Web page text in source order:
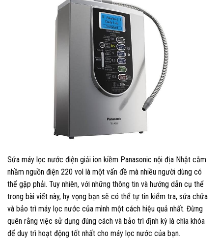
Sửa máy lọc nước điện giải ion kiềm Panasonic nội địa Nhật cắm
nhầm nguồn điện 220 vol là một vấn đề mà nhiều người dùng có
thể gặp phải. Tuy nhiên, với những thông tin và hướng dẫn cụ thể
trong bài viết này, hy vọng bạn sẽ có thể tự tin kiểm tra, sửa chữa
và bảo trì máy lọc nước của mình một cách hiệu quả nhất. Đừng
quên rằng việc sử dụng đúng cách và bảo trì định kỳ là chìa khóa
để duy trì hoạt động tốt nhất cho máy lọc nước của bạn.